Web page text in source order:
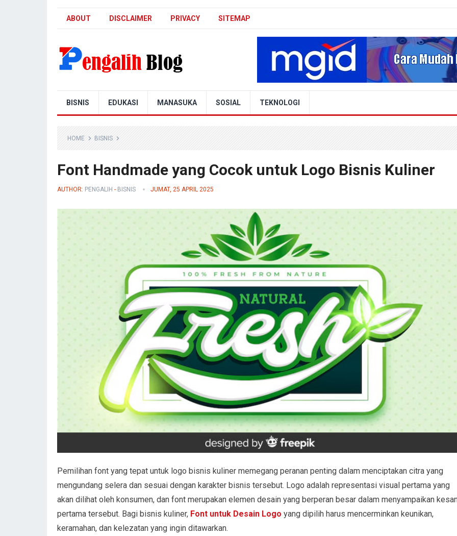
ABOUT DISCLAIMER PRIVACY SITEMAP
BISNIS EDUKASI MANASUKA SOSIAL TEKNOLOGI
HOME BISNIS
Font Handmade yang Cocok untuk Logo Bisnis Kuliner
AUTHOR: PENGALIH - BISNIS JUMAT, 25 APRIL 2025
Pemilihan font yang tepat untuk logo bisnis kuliner memegang peranan penting dalam menciptakan citra yang
mengundang selera dan sesuai dengan karakter bisnis tersebut. Logo adalah representasi visual pertama yang
akan dilihat oleh konsumen, dan font merupakan elemen desain yang berperan besar dalam menyampaikan
pertama tersebut. Bagi bisnis kuliner, Font untuk Desain Logo yang dipilih harus mencerminkan keunikan,
keramahan, dan kelezatan yang ingin ditawarkan.